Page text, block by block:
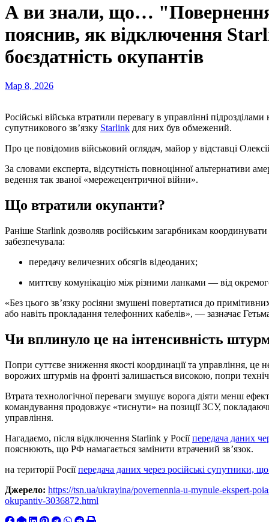
А ви знали, що…
пояснив, як відключення
боєздатність окупантів
Мар 8, 2026
Російські війська втратили перевагу в управлінні підрозділами на полі бою після того, як доступ до системи
супутникового зв’язку Starlink для них був обмежений.
Про це повідомив військовий оглядач, майор у відставці
За словами експерта, відсутність повноцінної альтернативи
ведення так званої «мережецентричної війни».
Що втратили окупанти?
Раніше Starlink дозволяв російським загарбникам координувати
забезпечувала:
передачу величезних обсягів відеоданих;
миттєву комунікацію між різними ланками — від
«Без цього зв’язку росіяни змушені повертатися до
або навіть прокладання телефонних кабелів», — зазначає
Чи вплинуло це на інтенсивність
Попри суттєве зниження якості координації та управління, це
ворожих штурмів на фронті залишається високою, попри
Втрата технологічної переваги змушує ворога діяти менш
командування продовжує «тиснути» на позиції ЗСУ,
управління.
Нагадаємо, після відключення Starlink у Росіїпередача даних
пояснюють, що РФ намагається замінити втрачений зв’язок.
на території Росіїпередача даних через російські супутники,
Джерело: https://tsn.ua/ukrayina/povernennia-u-mynule-ekspert-
okupantiv-3036872.html